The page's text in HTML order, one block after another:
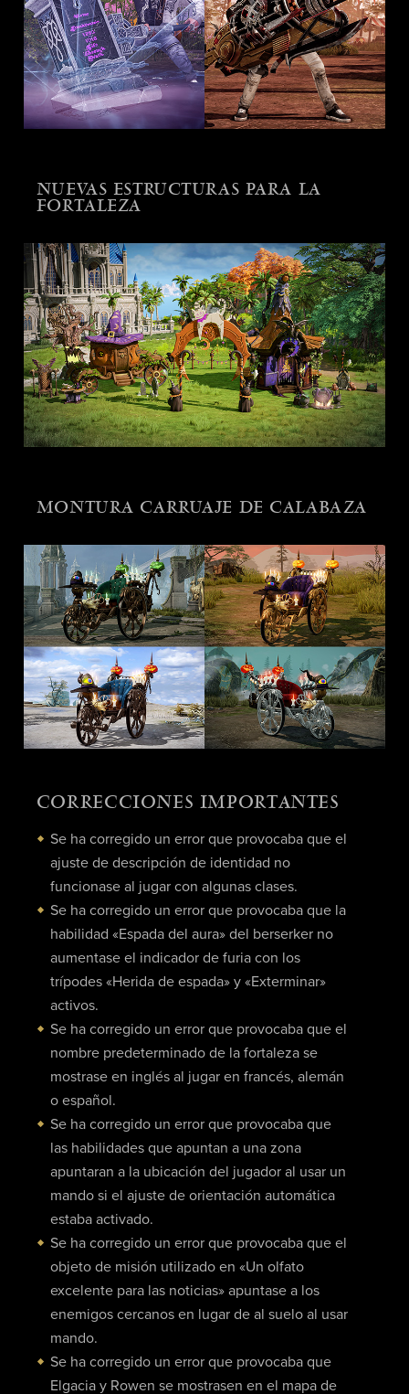
NUEVAS ESTRUCTURAS PARA LA
FORTALEZA
MONTURA CARRUAJE DE CALABAZA
CORRECCIONES IMPORTANTES
Se ha corregido un error que provocaba que el
ajuste de descripción de identidad no
funcionase al jugar con algunas clases.
Se ha corregido un error que provocaba que la
habilidad «Espada del aura» del berserker no
aumentase el indicador de furia con los
trípodes «Herida de espada» y «Exterminar»
activos.
Se ha corregido un error que provocaba que el
nombre predeterminado de la fortaleza se
mostrase en inglés al jugar en francés, alemán
o español.
Se ha corregido un error que provocaba que
las habilidades que apuntan a una zona
apuntaran a la ubicación del jugador al usar un
mando si el ajuste de orientación automática
estaba activado.
Se ha corregido un error que provocaba que el
objeto de misión utilizado en «Un olfato
excelente para las noticias» apuntase a los
enemigos cercanos en lugar de al suelo al usar
mando.
Se ha corregido un error que provocaba que
Elgacia y Rowen se mostrasen en el mapa de